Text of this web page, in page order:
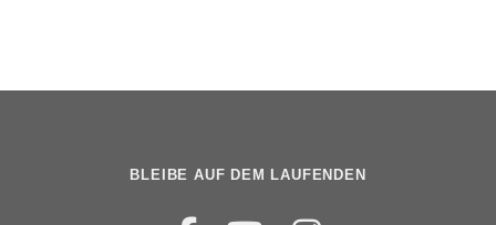
BLEIBE AUF DEM LAUFENDEN